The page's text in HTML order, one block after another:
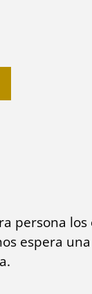
persona los
espera